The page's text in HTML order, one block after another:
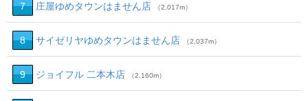
7 庄屋ゆめタウンはません店 （2,017m）
8 サイゼリヤゆめタウンはません店 （2,037m）
9 ジョイフル 二本木店 （2,160m）